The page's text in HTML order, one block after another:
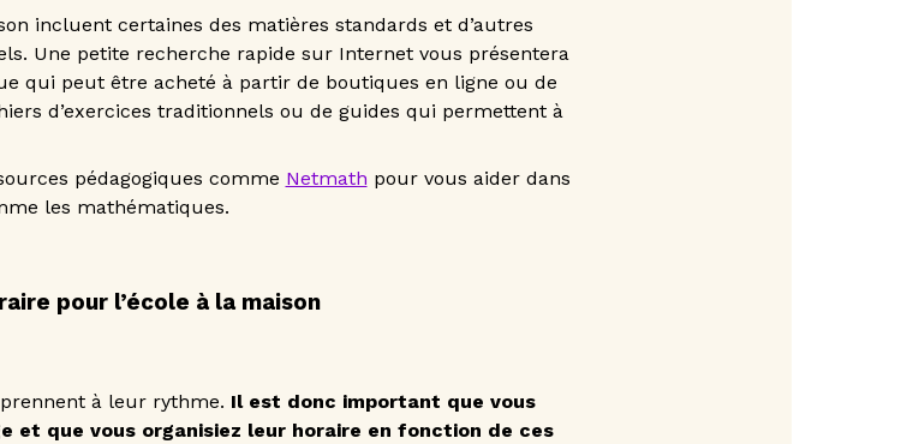
incluent certaines des matières standards et d’autres
Une petite recherche rapide sur Internet vous présentera
qui peut être acheté à partir de boutiques en ligne ou de
d’exercices traditionnels ou de guides qui permettent à
pédagogiques comme Netmath pour vous aider dans
les mathématiques.
pour l’école à la maison
à leur rythme. Il est donc important que vous
et que vous organisiez leur horaire en fonction de ces